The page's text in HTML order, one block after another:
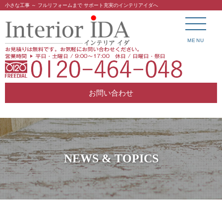
小さな工事 ～ フルリフォームまで サポート充実のインテリアイダへ
お問い合わせ
MENU
NEWS & TOPICS